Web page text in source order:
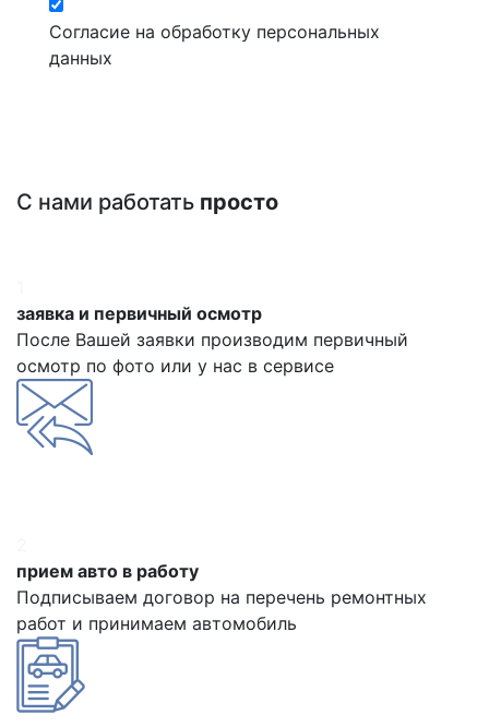
Согласие на обработку персональных
данных
С нами работать просто
заявка и первичный осмотр
После Вашей заявки производим первичный
осмотр по фото или у нас в сервисе
прием авто в работу
Подписываем договор на перечень ремонтных
работ и принимаем автомобиль